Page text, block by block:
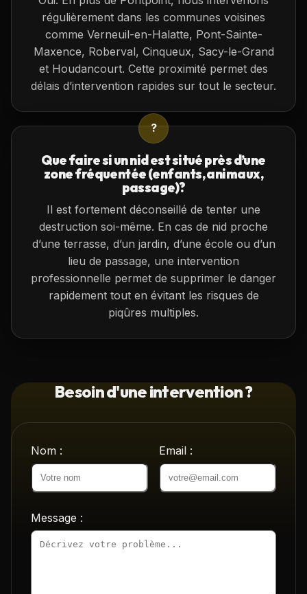
régulièrement dans les communes voisines
comme Verneuil-en-Halatte, Pont-Sainte-
Maxence, Roberval, Cinqueux, Sacy-le-Grand
et Houdancourt. Cette proximité permet des
délais d’intervention rapides sur tout le secteur.
?
Que faire si un nid est situé près d’une
zone fréquentée (enfants, animaux,
passage)?
Il est fortement déconseillé de tenter une
destruction soi-même. En cas de nid proche
d’une terrasse, d’un jardin, d’une école ou d’un
lieu de passage, une intervention
professionnelle permet de supprimer le danger
rapidement tout en évitant les risques de
piqûres multiples.
Besoin d'une intervention ?
Nom : Email :
Message :